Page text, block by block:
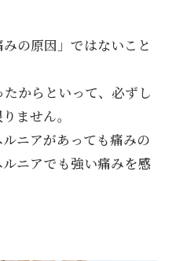
の原因」ではないこと
からといって、必ずし
ません。
ニアがあっても痛みの
ニアでも強い痛みを感